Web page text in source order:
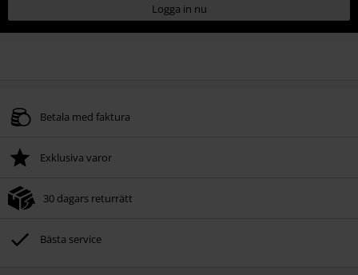
Logga in nu
Betala med faktura
Exklusiva varor
30 dagars returrätt
Bästa service